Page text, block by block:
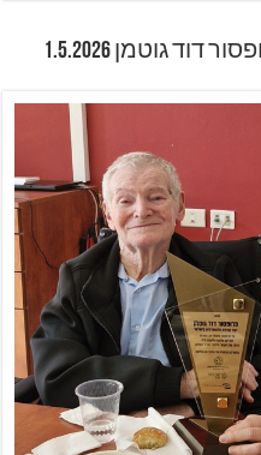
יום הולדת 94 ומגן הוקרה לפרופסור דוד גוטמן 1.5.2026